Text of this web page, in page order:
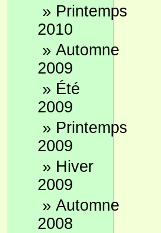
» Printemps
2010
» Automne
2009
» Été
2009
» Printemps
2009
» Hiver
2009
» Automne
2008